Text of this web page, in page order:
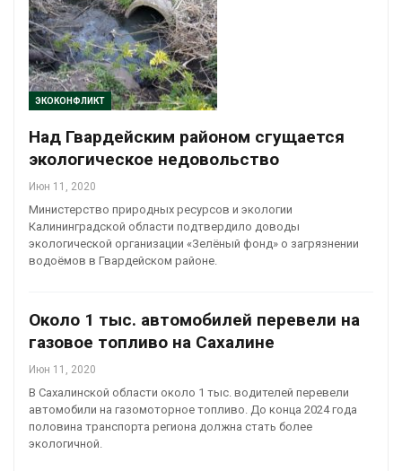
ЭКОКОНФЛИКТ
Над Гвардейским районом сгущается
экологическое недовольство
Июн 11, 2020
Министерство природных ресурсов и экологии
Калининградской области подтвердило доводы
экологической организации «Зелёный фонд» о загрязнении
водоёмов в Гвардейском районе.
Около 1 тыс. автомобилей перевели на
газовое топливо на Сахалине
Июн 11, 2020
В Сахалинской области около 1 тыс. водителей перевели
автомобили на газомоторное топливо. До конца 2024 года
половина транспорта региона должна стать более
экологичной.